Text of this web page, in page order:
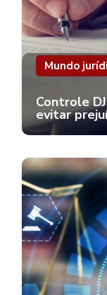
Mundo
Controle
evitar